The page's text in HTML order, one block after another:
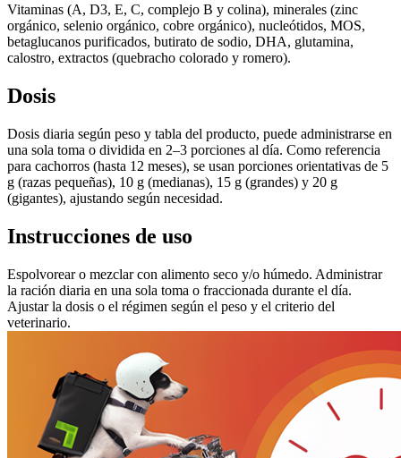
Vitaminas (A, D3, E, C, complejo B y colina), minerales (zinc
orgánico, selenio orgánico, cobre orgánico), nucleótidos, MOS,
betaglucanos purificados, butirato de sodio, DHA, glutamina,
calostro, extractos (quebracho colorado y romero).
Dosis
Dosis diaria según peso y tabla del producto, puede administrarse en
una sola toma o dividida en 2–3 porciones al día. Como referencia
para cachorros (hasta 12 meses), se usan porciones orientativas de 5
g (razas pequeñas), 10 g (medianas), 15 g (grandes) y 20 g
(gigantes), ajustando según necesidad.
Instrucciones de uso
Espolvorear o mezclar con alimento seco y/o húmedo. Administrar
la ración diaria en una sola toma o fraccionada durante el día.
Ajustar la dosis o el régimen según el peso y el criterio del
veterinario.